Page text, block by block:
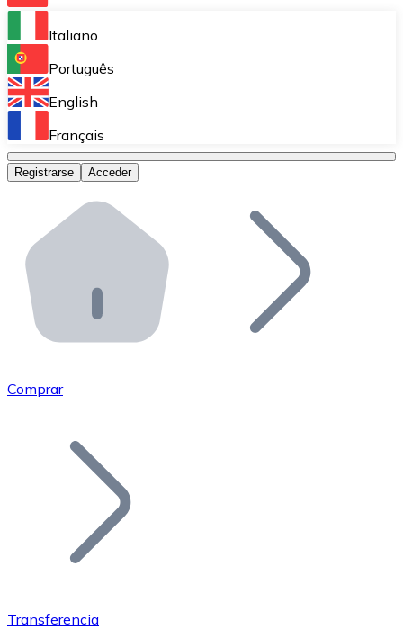
Bitnovo Ramp
Integra nuestra solución en tu plataforma.
Bitnovo Giftcards
Bitnovo OTC
Bitnovo ATM
Integra un ATM Bitnovo en tu negocio y permite que
Bitnovo API
Integra nuestra API en tu ecosistema.
Únete a nuestra red de distribuidores.
Añade tu proyecto a nuestro ecosistema.
Italiano
Português
English
Français
Registrarse Acceder
Comprar
Transferencia